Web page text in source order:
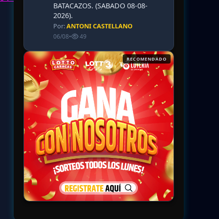
BATACAZOS. (SABADO 08-08-
2026).
Por:ANTONI CASTELLANO
06/08• 49
RECOMENDADO